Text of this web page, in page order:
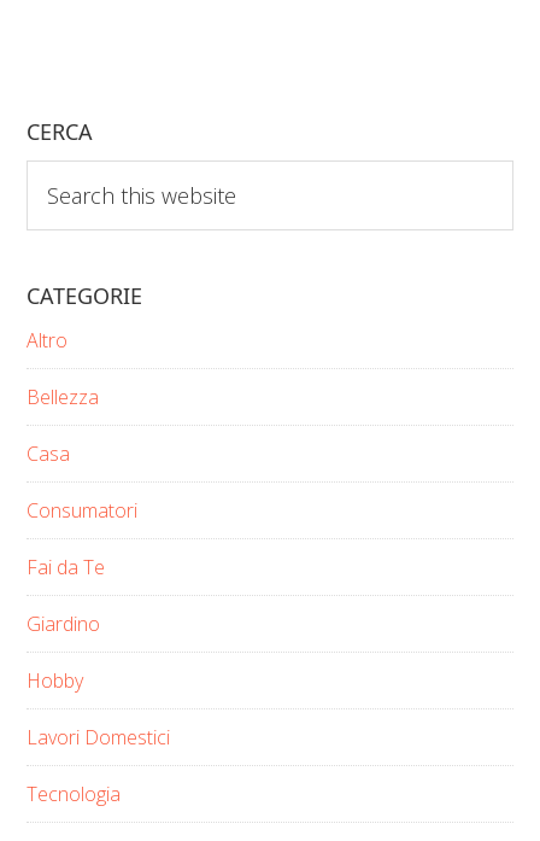
CERCA
this
website
CATEGORIE
Altro
Bellezza
Casa
Consumatori
Fai da Te
Giardino
Hobby
Lavori Domestici
Tecnologia